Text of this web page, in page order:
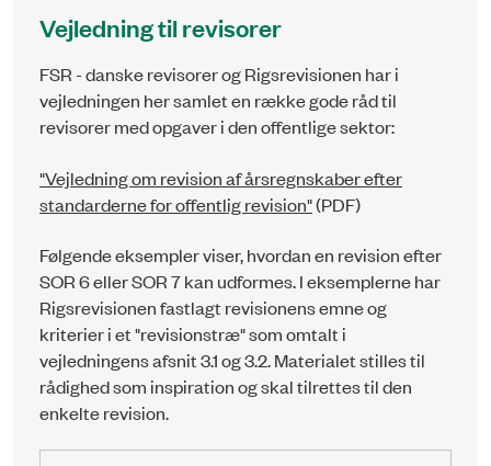
Vejledning til revisorer
FSR - danske revisorer og Rigsrevisionen har i
vejledningen her samlet en række gode råd til
revisorer med opgaver i den offentlige sektor:
"Vejledning om revision af årsregnskaber efter
standarderne for offentlig revision"(PDF)
Følgende eksempler viser, hvordan en revision efter
SOR 6 eller SOR 7 kan udformes. I eksemplerne har
Rigsrevisionen fastlagt revisionens emne og
kriterier i et "revisionstræ" som omtalt i
vejledningens afsnit 3.1 og 3.2. Materialet stilles til
rådighed som inspiration og skal tilrettes til den
enkelte revision.